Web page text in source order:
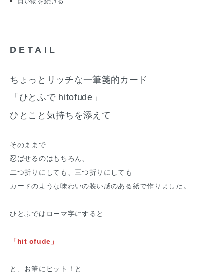
DETAIL
ちょっとリッチな一筆箋的カード
「ひとふで hitofude」
ひとこと気持ちを添えて
そのままで
忍ばせるのはもちろん、
二つ折りにしても、三つ折りにしても
カードのような味わいの装い感のある紙で作りました。
ひとふではローマ字にすると
「hit ofude」
と、お筆にヒット！と